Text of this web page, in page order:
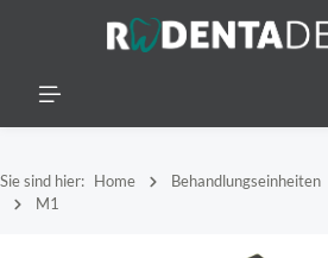
Sie sind hier: Home Behandlungseinheiten
M1